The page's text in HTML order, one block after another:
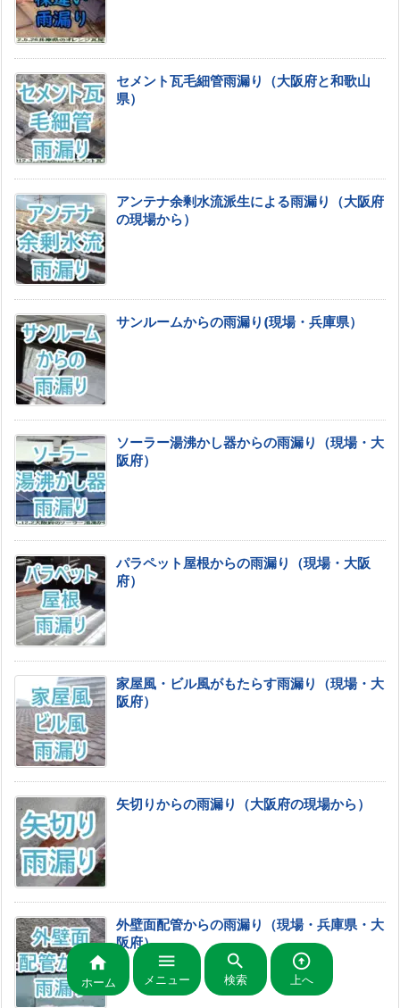
セメント瓦毛細管雨漏り（大阪府と和歌山
県）
アンテナ余剰水流派生による雨漏り（大阪府
の現場から）
サンルームからの雨漏り(現場・兵庫県）
ソーラー湯沸かし器からの雨漏り（現場・大
阪府）
パラペット屋根からの雨漏り（現場・大阪
府）
家屋風・ビル風がもたらす雨漏り（現場・大
阪府）
矢切りからの雨漏り（大阪府の現場から）
外壁面配管からの雨漏り（現場・兵庫県・大
阪府）

ホーム

メニュー

検索

上へ